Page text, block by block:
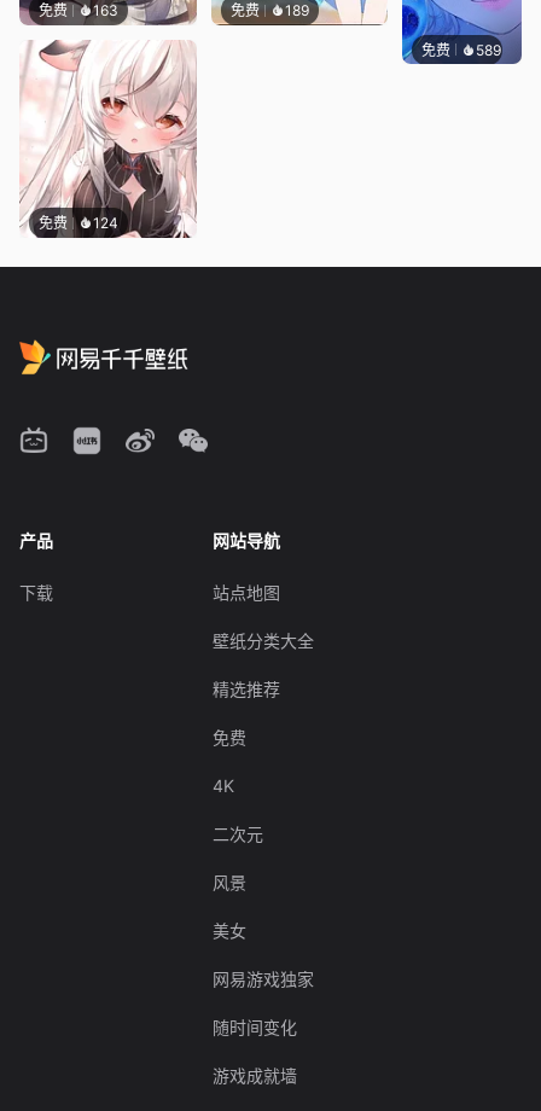
免费 163 免费 189
免费 124
免费 589辰东
产品
下载
网站导航
站点地图
壁纸分类大全
精选推荐
免费
4K
二次元
风景
美女
网易游戏独家
随时间变化
游戏成就墙